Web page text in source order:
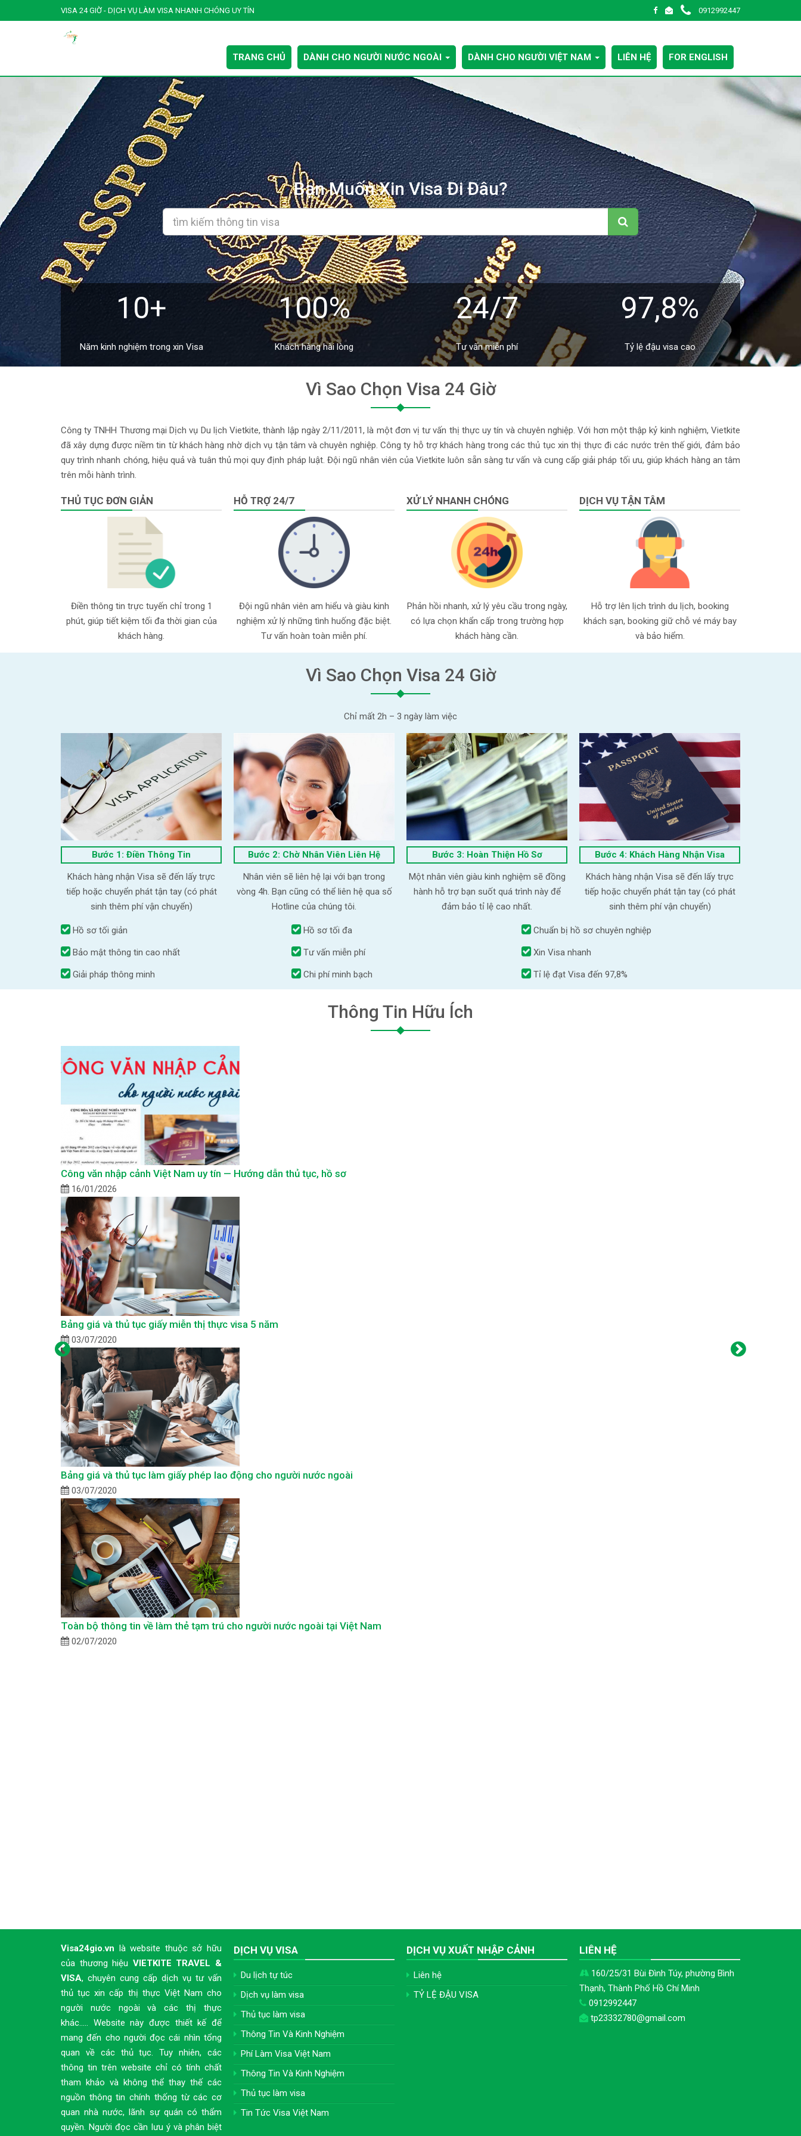
VISA 24 GIỜ - DỊCH VỤ LÀM VISA NHANH CHÓNG UY TÍN 0912992447
TRANG CHỦ DÀNH CHO NGƯỜI NƯỚC NGOÀI DÀNH CHO NGƯỜI VIỆT NAM LIÊN HỆ FOR ENGLISH
Bạn Muốn Xin Visa Đi Đâu?
10+
Năm kinh nghiệm trong xin Visa
100%
Khách hàng hài lòng
24/7
Tư vấn miễn phí
97,8%
Tỷ lệ đậu visa cao
Vì Sao Chọn Visa 24 Giờ
Công ty TNHH Thương mại Dịch vụ Du lịch Vietkite, thành lập ngày 2/11/2011, là một đơn vị tư vấn thị thực uy tín và chuyên nghiệp. Với hơn một thập kỷ kinh nghiệm, Vietkite
đã xây dựng được niềm tin từ khách hàng nhờ dịch vụ tận tâm và chuyên nghiệp. Công ty hỗ trợ khách hàng trong các thủ tục xin thị thực đi các nước trên thế giới, đảm bảo
quy trình nhanh chóng, hiệu quả và tuân thủ mọi quy định pháp luật. Đội ngũ nhân viên của Vietkite luôn sẵn sàng tư vấn và cung cấp giải pháp tối ưu, giúp khách hàng an tâm
trên mỗi hành trình.
THỦ TỤC ĐƠN GIẢN
Điền thông tin trực tuyến chỉ trong 1
phút, giúp tiết kiệm tối đa thời gian của
khách hàng.
HỖ TRỢ 24/7
Đội ngũ nhân viên am hiểu và giàu kinh
nghiệm xử lý những tình huống đặc biệt.
Tư vấn hoàn toàn miễn phí.
XỬ LÝ NHANH CHÓNG
Phản hồi nhanh, xử lý yêu cầu trong ngày,
có lựa chọn khẩn cấp trong trường hợp
khách hàng cần.
DỊCH VỤ TẬN TÂM
Hỗ trợ lên lịch trình du lịch, booking
khách sạn, booking giữ chỗ vé máy bay
và bảo hiểm.
Vì Sao Chọn Visa 24 Giờ
Chỉ mất 2h – 3 ngày làm việc
Bước 1: Điền Thông Tin
Khách hàng nhận Visa sẽ đến lấy trực
tiếp hoặc chuyển phát tận tay (có phát
sinh thêm phí vận chuyển)
Bước 2: Chờ Nhân Viên Liên Hệ
Nhân viên sẽ liên hệ lại với bạn trong
vòng 4h. Bạn cũng có thể liên hệ qua số
Hotline của chúng tôi.
Bước 3: Hoàn Thiện Hồ Sơ
Một nhân viên giàu kinh nghiệm sẽ đồng
hành hỗ trợ bạn suốt quá trình này để
đảm bảo tỉ lệ cao nhất.
Bước 4: Khách Hàng Nhận Visa
Khách hàng nhận Visa sẽ đến lấy trực
tiếp hoặc chuyển phát tận tay (có phát
sinh thêm phí vận chuyển)
Hồ sơ tối giản
Bảo mật thông tin cao nhất
Giải pháp thông minh
Hồ sơ tối đa
Tư vấn miễn phí
Chi phí minh bạch
Chuẩn bị hồ sơ chuyên nghiệp
Xin Visa nhanh
Tỉ lệ đạt Visa đến 97,8%
Thông Tin Hữu Ích
Công văn nhập cảnh Việt Nam uy tín — Hướng dẫn thủ tục, hồ sơ
16/01/2026
Bảng giá và thủ tục giấy miễn thị thực visa 5 năm
03/07/2020
Bảng giá và thủ tục làm giấy phép lao động cho người nước ngoài
03/07/2020
Toàn bộ thông tin về làm thẻ tạm trú cho người nước ngoài tại Việt Nam
02/07/2020
Visa24gio.vn là website thuộc sở hữu
của thương hiệu VIETKITE TRAVEL &
VISA, chuyên cung cấp dịch vụ tư vấn
thủ tục xin cấp thị thực Việt Nam cho
người nước ngoài và các thị thực
khác..... Website này được thiết kế để
mang đến cho người đọc cái nhìn tổng
quan về các thủ tục. Tuy nhiên, các
thông tin trên website chỉ có tính chất
tham khảo và không thể thay thế các
nguồn thông tin chính thống từ các cơ
quan nhà nước, lãnh sự quán có thẩm
quyền. Người đọc cần lưu ý và phân biệt
DỊCH VỤ VISA
Du lịch tự túc
Dịch vụ làm visa
Thủ tục làm visa
Thông Tin Và Kinh Nghiệm
Phí Làm Visa Việt Nam
Thông Tin Và Kinh Nghiệm
Thủ tục làm visa
Tin Tức Visa Việt Nam
DỊCH VỤ XUẤT NHẬP CẢNH
Liên hệ
TỶ LỆ ĐẬU VISA
LIÊN HỆ
160/25/31 Bùi Đình Túy, phường Bình
Thạnh, Thành Phố Hồ Chí Minh
0912992447
tp23332780@gmail.com